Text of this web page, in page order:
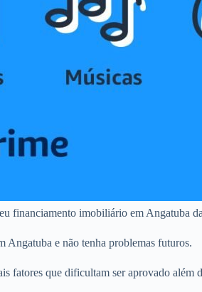
financiamento imobiliário em Angatuba
Angatuba e não tenha problemas futuros.
que dificultam ser aprovado além